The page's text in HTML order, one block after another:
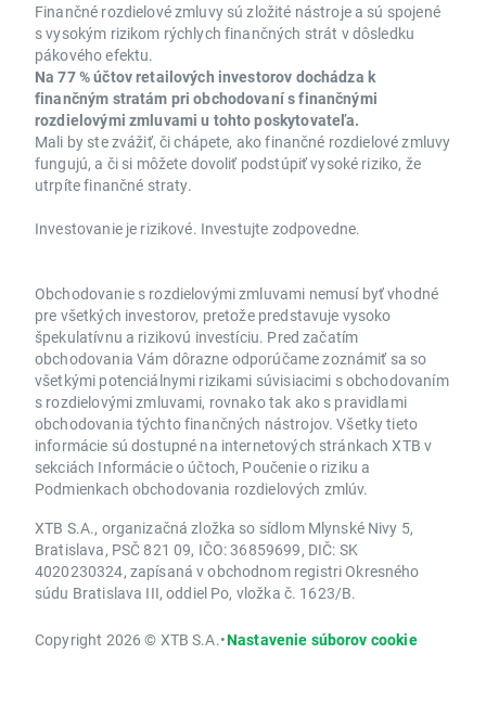
Finančné rozdielové zmluvy sú zložité nástroje a sú spojené
s vysokým rizikom rýchlych finančných strát v dôsledku
pákového efektu.
Na 77 % účtov retailových investorov dochádza k
finančným stratám pri obchodovaní s finančnými
rozdielovými zmluvami u tohto poskytovateľa.
Mali by ste zvážiť, či chápete, ako finančné rozdielové zmluvy
fungujú, a či si môžete dovoliť podstúpiť vysoké riziko, že
utrpíte finančné straty.
Investovanie je rizikové. Investujte zodpovedne.
Obchodovanie s rozdielovými zmluvami nemusí byť vhodné
pre všetkých investorov, pretože predstavuje vysoko
špekulatívnu a rizikovú investíciu. Pred začatím
obchodovania Vám dôrazne odporúčame zoznámiť sa so
všetkými potenciálnymi rizikami súvisiacimi s obchodovaním
s rozdielovými zmluvami, rovnako tak ako s pravidlami
obchodovania týchto finančných nástrojov. Všetky tieto
informácie sú dostupné na internetových stránkach XTB v
sekciách Informácie o účtoch, Poučenie o riziku a
Podmienkach obchodovania rozdielových zmlúv.
XTB S.A., organizačná zložka so sídlom Mlynské Nivy 5,
Bratislava, PSČ 821 09, IČO: 36859699, DIČ: SK
4020230324, zapísaná v obchodnom registri Okresného
súdu Bratislava III, oddiel Po, vložka č. 1623/B.
Copyright 2026 © XTB S.A.•Nastavenie súborov cookie